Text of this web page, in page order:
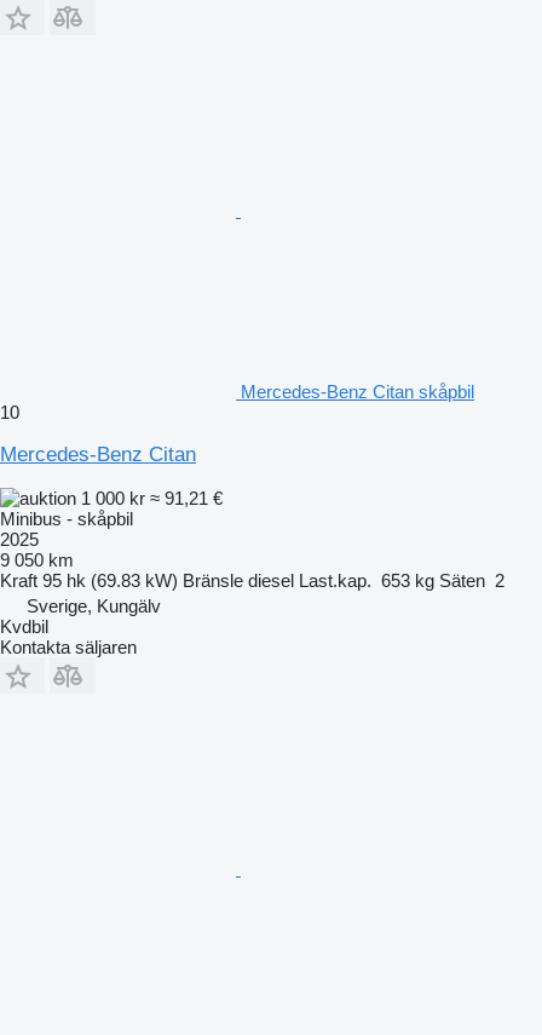
Mercedes-Benz Citan skåpbil
10
Mercedes-Benz Citan
1 000 kr ≈ 91,21 €
Minibus - skåpbil
2025
9 050 km
Kraft 95 hk (69.83 kW) Bränsle diesel Last.kap. 653 kg Säten 2
Sverige, Kungälv
Kvdbil
Kontakta säljaren